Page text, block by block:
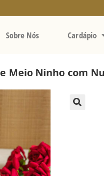
Sobre Nós Cardápio
Meio Ninho com